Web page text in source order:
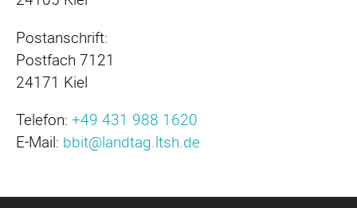
Postanschrift:
Postfach 7121
24171 Kiel
Telefon: +49 431 988 1620
E-Mail: bbit@landtag.ltsh.de